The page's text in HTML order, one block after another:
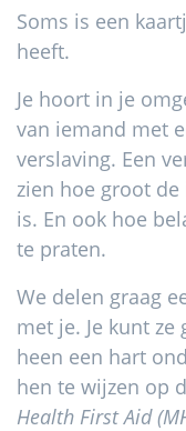
Soms is een
heeft.
Je hoort in je
van iemand met
verslaving. Een
zien hoe groot
is. En ook hoe
te praten.
We delen graag
met je. Je kunt
heen een hart
hen te wijzen op
Health First Aid